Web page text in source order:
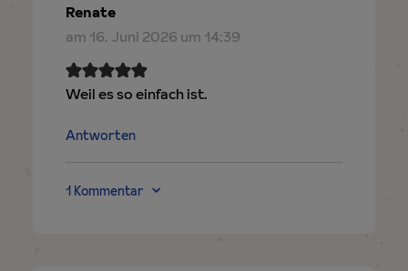
Renate
am 16. Juni 2026 um 14:39
Weil es so einfach ist.
Antworten
1 Kommentar